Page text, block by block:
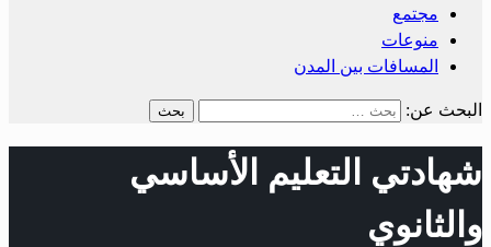
مجتمع
منوعات
المسافات بين المدن
البحث عن:
شهادتي التعليم الأساسي
والثانوي